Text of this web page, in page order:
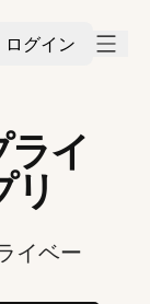
ログイン
イ
リ
イベー